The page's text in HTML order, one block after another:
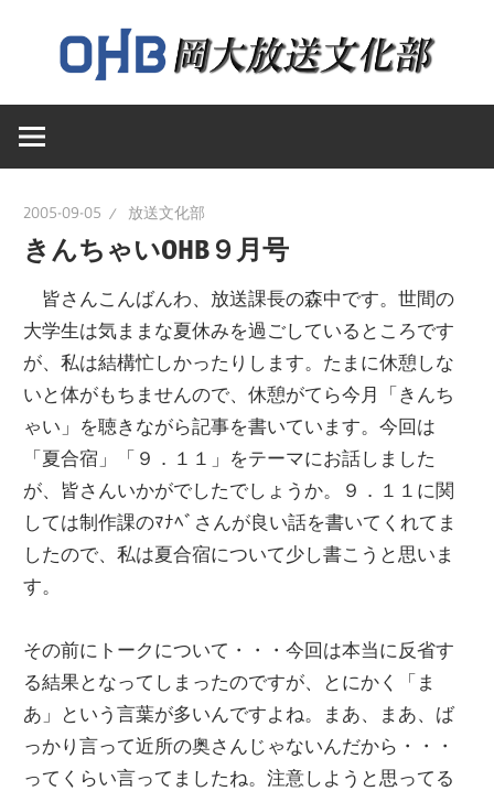
ン
へ
大
学
放
送
文
部
（OHB）
岡
大
送
文
化
部
の
ウ
ェ
ブ
ペ
ー
ジ
2005-09-05 放送文化部
きんちゃいOHB９月号
皆さんこんばんわ、放送課長の森中です。世間の
大学生は気ままな夏休みを過ごしているところです
が、私は結構忙しかったりします。たまに休憩しな
いと体がもちませんので、休憩がてら今月「きんち
ゃい」を聴きながら記事を書いています。今回は
「夏合宿」「９．１１」をテーマにお話しました
が、皆さんいかがでしたでしょうか。９．１１に関
しては制作課のﾏﾅﾍﾞさんが良い話を書いてくれてま
したので、私は夏合宿について少し書こうと思いま
す。
その前にトークについて・・・今回は本当に反省す
る結果となってしまったのですが、とにかく「ま
あ」という言葉が多いんですよね。まあ、まあ、ば
っかり言って近所の奥さんじゃないんだから・・・
ってくらい言ってましたね。注意しようと思ってる